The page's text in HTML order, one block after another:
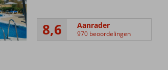
8,6 Aanrader
970 beoordelingen